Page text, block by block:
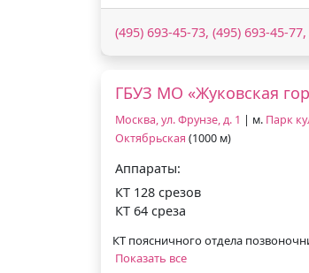
(495) 693-45-73, (495) 693-45-
ГБУЗ МО «Жуковская
Москва, ул. Фрунзе, д. 1 | м. Парк
Октябрьская (1000 м)
Аппараты:
КТ 128 срезов
КТ 64 среза
КТ поясничного отдела
Показать все